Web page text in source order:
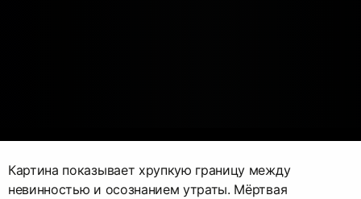
Картина показывает хрупкую границу между
невинностью и осознанием утраты. Мёртвая